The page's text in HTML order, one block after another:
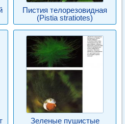
Пистия телорезовидная
(Pistia stratiotes)
Зеленые пушистые